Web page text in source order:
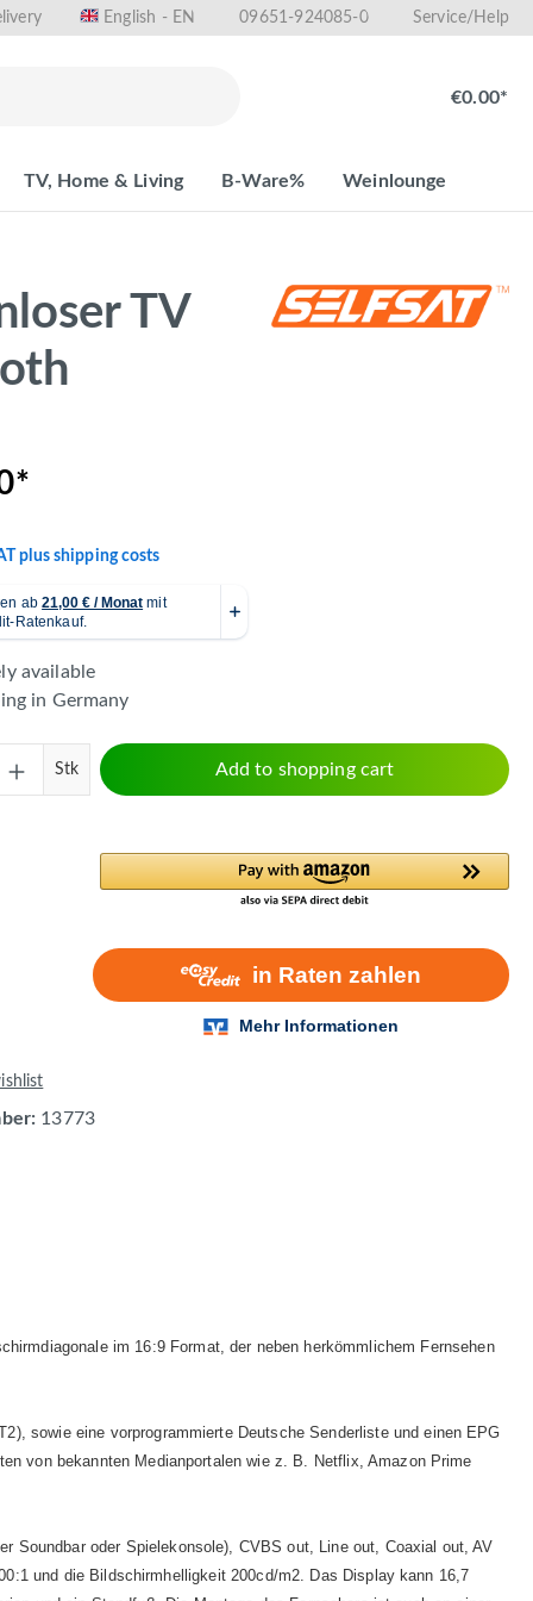
English - EN 09651-924085-0 Service/Help
€0.00*
TV, Home & Living B-Ware% Weinlounge
TV
plus shipping costs
available
in Germany
Enter the desired amount or
Stk Add to shopping cart
13773
im 16:9 Format, der neben herkömmlichem Fernsehen
sowie eine vorprogrammierte Deutsche Senderliste und einen EPG
von bekannten Medianportalen wie z. B. Netflix, Amazon Prime
oder Spielekonsole), CVBS out, Line out, Coaxial out, AV
und die Bildschirmhelligkeit 200cd/m2. Das Display kann 16,7